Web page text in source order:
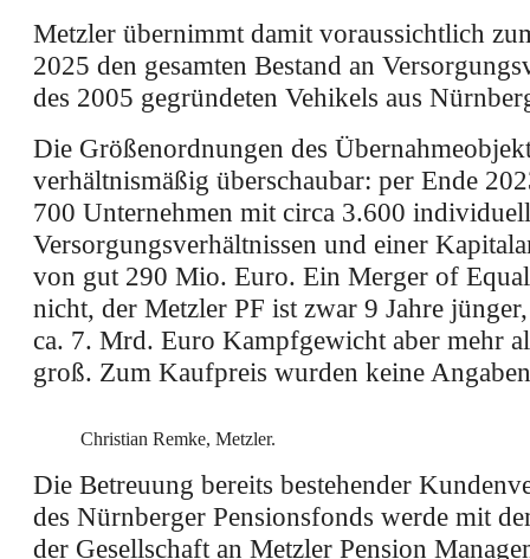
Metzler übernimmt damit voraussichtlich
2025 den gesamten Bestand an
des 2005 gegründeten Vehikels aus
Die Größenordnungen des
verhältnismäßig überschaubar: per Ende
700 Unternehmen mit circa 3.600
Versorgungsverhältnissen und einer
von gut 290 Mio. Euro. Ein Merger of
nicht, der Metzler PF ist zwar 9 Jahre
ca. 7. Mrd. Euro Kampfgewicht aber mehr
groß. Zum Kaufpreis wurden keine
Christian Remke, Metzler.
Die Betreuung bereits bestehender
des Nürnberger Pensionsfonds werde mit
der Gesellschaft an Metzler Pension